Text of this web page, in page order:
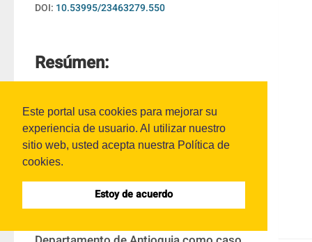
Este portal usa cookies para mejorar su
experiencia de usuario. Al utilizar nuestro
sitio web, usted acepta nuestra Política de
cookies.
Estoy de acuerdo
DOI: 10.53995/23463279.550
Resúmen:
este artículo resultado de investigación
magisterial, tiene por objeto determinar
una metodología para la construcción de
una herramienta financiera que permita la
articulación de los resultados de los
procesos de Presupuesto, Contabilidad y